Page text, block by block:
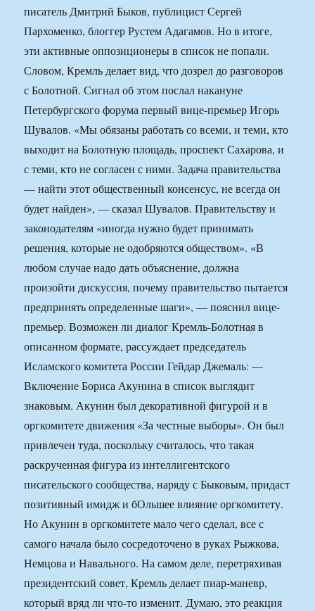
писатель Дмитрий Быков, публицист Сергей
Пархоменко, блоггер Рустем Адагамов. Но в итоге,
эти активные оппозиционеры в список не попали.
Словом, Кремль делает вид, что дозрел до разговоров
с Болотной. Сигнал об этом послал накануне
Петербургского форума первый вице-премьер Игорь
Шувалов. «Мы обязаны работать со всеми, и теми, кто
выходит на Болотную площадь, проспект Сахарова, и
с теми, кто не согласен с ними. Задача правительства
— найти этот общественный консенсус, не всегда он
будет найден», — сказал Шувалов. Правительству и
законодателям «иногда нужно будет принимать
решения, которые не одобряются обществом». «В
любом случае надо дать объяснение, должна
произойти дискуссия, почему правительство пытается
предпринять определенные шаги», — пояснил вице-
премьер. Возможен ли диалог Кремль-Болотная в
описанном формате, рассуждает председатель
Исламского комитета России Гейдар Джемаль: —
Включение Бориса Акунина в список выглядит
знаковым. Акунин был декоративной фигурой и в
оргкомитете движения «За честные выборы». Он был
привлечен туда, поскольку считалось, что такая
раскрученная фигура из интеллигентского
писательского сообщества, наряду с Быковым, придаст
позитивный имидж и бОльшее влияние оргкомитету.
Но Акунин в оргкомитете мало чего сделал, все с
самого начала было сосредоточено в руках Рыжкова,
Немцова и Навального. На самом деле, перетряхивая
президентский совет, Кремль делает пиар-маневр,
который вряд ли что-то изменит. Думаю, это реакция